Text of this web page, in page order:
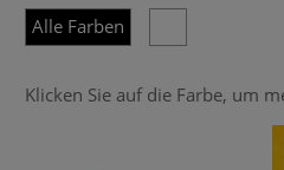
Alle Farben
Klicken Sie auf die Farbe, um